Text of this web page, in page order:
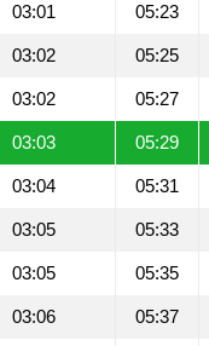
03:01 05:23
03:02 05:25
03:02 05:27
03:03 05:29
03:04 05:31
03:05 05:33
03:05 05:35
03:06 05:37